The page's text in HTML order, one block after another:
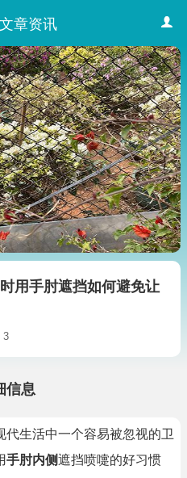
章资讯
用手肘遮挡如何避免让
3
信息
生活中一个容易被忽视的卫
手肘内侧遮挡喷嚏的好习惯